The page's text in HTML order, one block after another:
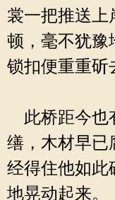
裳一把推送上
顿，毫不犹豫
锁扣便重重斫
此桥距今也
缮，木材早已
经得住他如此
地晃动起来。